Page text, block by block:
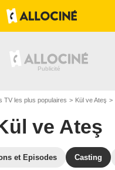
TV les plus populaires Kül ve Ateş
ve Ateş
et Episodes Casting